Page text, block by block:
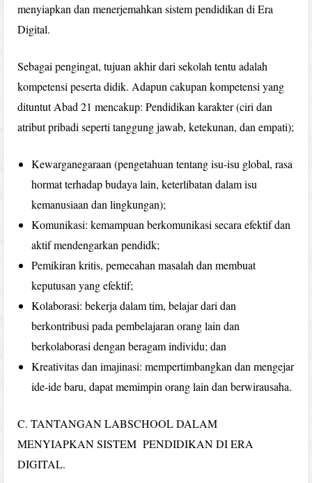
menyiapkan dan menerjemahkan sistem pendidikan di Era
Digital.
Sebagai pengingat, tujuan akhir dari sekolah tentu adalah
kompetensi peserta didik. Adapun cakupan kompetensi yang
dituntut Abad 21 mencakup: Pendidikan karakter (ciri dan
atribut pribadi seperti tanggung jawab, ketekunan, dan empati);
Kewarganegaraan (pengetahuan tentang isu-isu global, rasa
hormat terhadap budaya lain, keterlibatan dalam isu
kemanusiaan dan lingkungan);
Komunikasi: kemampuan berkomunikasi secara efektif dan
aktif mendengarkan pendidk;
Pemikiran kritis, pemecahan masalah dan membuat
keputusan yang efektif;
Kolaborasi: bekerja dalam tim, belajar dari dan
berkontribusi pada pembelajaran orang lain dan
berkolaborasi dengan beragam individu; dan
Kreativitas dan imajinasi: mempertimbangkan dan mengejar
ide-ide baru, dapat memimpin orang lain dan berwirausaha.
C. TANTANGAN LABSCHOOL DALAM
MENYIAPKAN SISTEM PENDIDIKAN DI ERA
DIGITAL.